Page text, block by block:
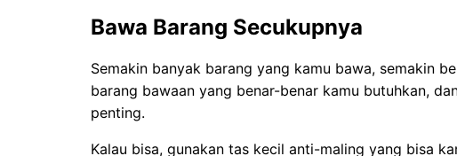
Bawa Barang Secukupnya
Semakin banyak barang yang kamu bawa, semakin
barang bawaan yang benar-benar kamu butuhkan,
penting.
Kalau bisa, gunakan tas kecil anti-maling yang bisa